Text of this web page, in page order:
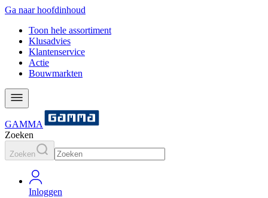
Ga naar hoofdinhoud
Toon hele assortiment
Klusadvies
Klantenservice
Actie
Bouwmarkten
GAMMA
Zoeken
Zoeken
Inloggen